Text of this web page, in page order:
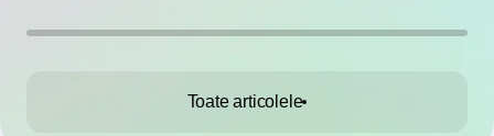
Toate articolele